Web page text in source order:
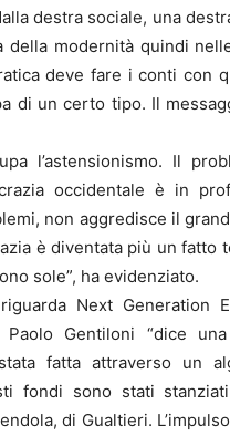
destra sociale, una
della modernità quindi
deve fare i conti con
di un certo tipo. Il
l’astensionismo. Il
occidentale è in
non aggredisce il
è diventata più un
sole”, ha evidenziato.
Next Generation
Paolo Gentiloni “dice
fatta attraverso un
fondi sono stati
di Gualtieri.